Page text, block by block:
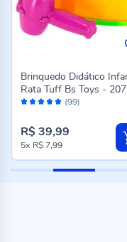
Avaliação: (99)
Brinquedo Didático
Rata Tuff Bs Toys - 207
R$ 39,99
5x R$ 7,99